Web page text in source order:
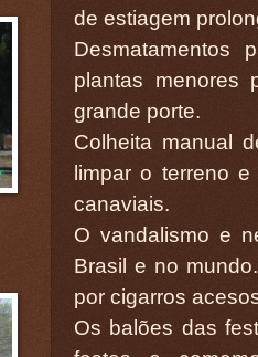
de estiagem
Desmatamentos
plantas menores
grande porte.
Colheita manual
limpar o terreno
canaviais.
O vandalismo e
Brasil e no
por cigarros
Os balões das